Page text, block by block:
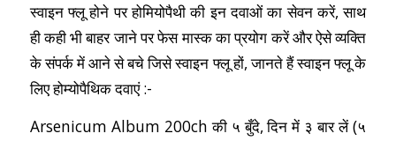
स्वाइन फ्लू होने पर होमियोपैथी की इन दवाओं का सेवन करें, साथ
ही कही भी बाहर जाने पर फेस मास्क का प्रयोग करें और ऐसे व्यक्ति
के संपर्क में आने से बचे जिसे स्वाइन फ्लू हों, जानते हैं स्वाइन फ्लू के
लिए होम्योपैथिक दवाएं :-
Arsenicum Album 200ch की ५ बुँदे, दिन में ३ बार लें (५